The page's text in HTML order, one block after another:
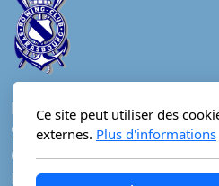
Rowing Club Strasbourg
9 allée Colette Besson
67100 Strasbourg
Parc du Heyritz
Ce site peut utiliser des
externes. Plus d'informations